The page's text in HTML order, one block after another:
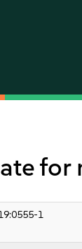
for
1